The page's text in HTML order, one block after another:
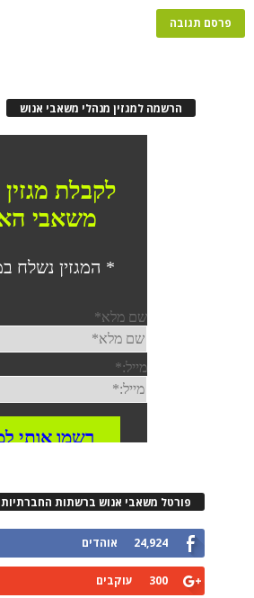
הרשמה למגזין מנהלי משאבי אנוש
פורטל משאבי אנוש ברשתות החברתיות
24,924 אוהדים
300 עוקבים